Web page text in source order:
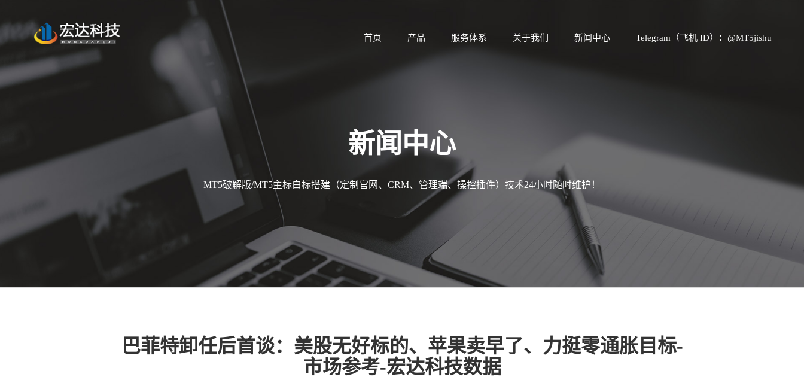
首页 产品 服务体系 关于我们 新闻中心 Telegram（飞机 ID）：@MT5jishu
新闻中心
MT5破解版/MT5主标白标搭建（定制官网、CRM、管理端、操控插件）技术24小时随时维护！
巴菲特卸任后首谈：美股无好标的、苹果卖早了、力挺零通胀目标-
市场参考-宏达科技数据